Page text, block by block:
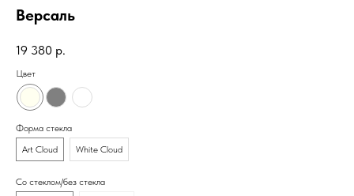
Версаль
19 380 р.
Цвет
Форма стекла
Art Cloud
White Cloud
Со стеклом/без стекла